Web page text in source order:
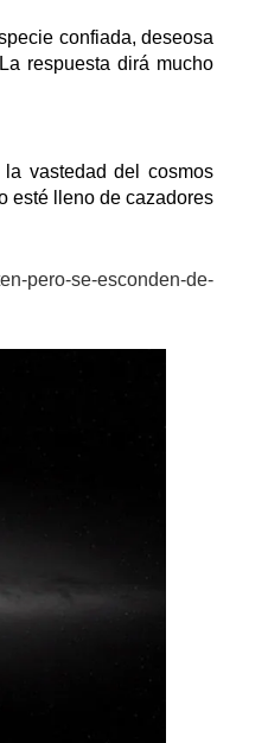
confiada, deseosa
respuesta dirá mucho
vastedad del cosmos
esté lleno de cazadores
pero-se-esconden-de-